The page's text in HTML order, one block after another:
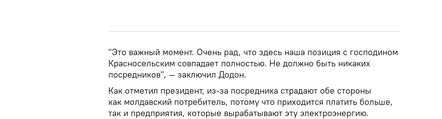
"Это важный момент. Очень рад, что здесь наша позиция с господином
Красносельским совпадает полностью. Не должно быть никаких
посредников", — заключил Додон.
Как отметил президент, из-за посредника страдают обе стороны
как молдавский потребитель, потому что приходится платить больше,
так и предприятия, которые вырабатывают эту электроэнергию.